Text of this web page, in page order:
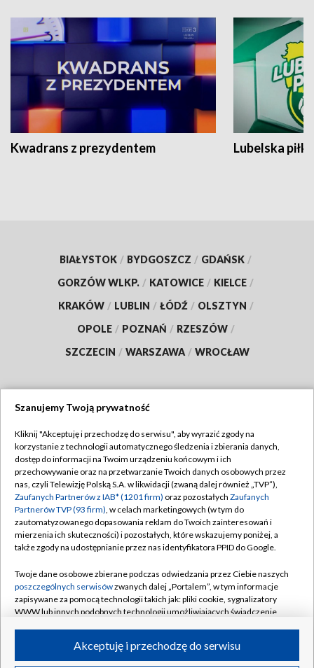
Kwadrans z prezydentem Lubelska piłka
BIAŁYSTOK / BYDGOSZCZ / GDAŃSK /
GORZÓW WLKP. / KATOWICE / KIELCE /
KRAKÓW / LUBLIN / ŁÓDŹ / OLSZTYN /
OPOLE / POZNAŃ / RZESZÓW /
SZCZECIN / WARSZAWA / WROCŁAW
TVP
Abonament TVP
Emisja w TVP
Centrum informacji TVP
Naziemna Telewizja Cyfrowa
Rada Programowa
System NOS
Informacje o nadawcy
Program dla prasy
Regulamin TVP
Polityka prywatności
Moje zgody
Pomoc
Kontakt
Kanały
Szanujemy Twoją prywatność
Kliknij "Akceptuję i przechodzę do serwisu", aby wyrazić zgody na
korzystanie z technologii automatycznego śledzenia i zbierania danych,
dostęp do informacji na Twoim urządzeniu końcowym i ich
przechowywanie oraz na przetwarzanie Twoich danych osobowych przez
nas, czyli Telewizję Polską S.A. w likwidacji (zwaną dalej również „TVP”),
Zaufanych Partnerów z IAB* (1201 firm) oraz pozostałych Zaufanych
Partnerów TVP (93 firm), w celach marketingowych (w tym do
zautomatyzowanego dopasowania reklam do Twoich zainteresowań i
mierzenia ich skuteczności) i pozostałych, które wskazujemy poniżej, a
także zgody na udostępnianie przez nas identyfikatora PPID do Google.
Twoje dane osobowe zbierane podczas odwiedzania przez Ciebie naszych
poszczególnych serwisówzwanych dalej „Portalem”, w tym informacje
zapisywane za pomocą technologii takich jak: pliki cookie, sygnalizatory
WWW lub innych podobnych technologii umożliwiających świadczenie
ruchu w Internecie.Akceptuję i przechodzę do serwisu